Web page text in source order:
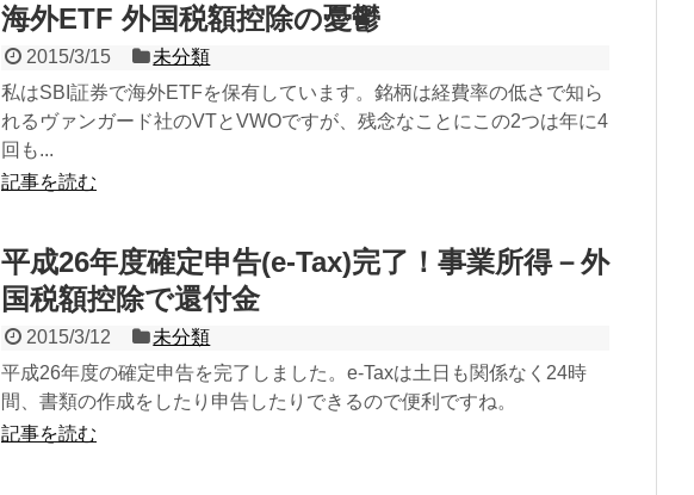
海外ETF 外国税額控除の憂鬱
2015/3/15
未分類
私はSBI証券で海外ETFを保有しています。銘柄は経費率の低さで知ら
れるヴァンガード社のVTとVWOですが、残念なことにこの2つは年に4
回も...
記事を読む
平成26年度確定申告(e-Tax)完了！事業所得－外
国税額控除で還付金
2015/3/12
未分類
平成26年度の確定申告を完了しました。e-Taxは土日も関係なく24時
間、書類の作成をしたり申告したりできるので便利ですね。
記事を読む